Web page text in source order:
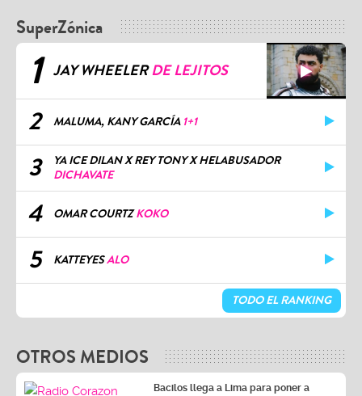
SuperZónica
1 JAY WHEELERDE LEJITOS
2 MALUMA, KANY GARCÍA 1+1
3
YA ICE DILAN X REY TONY X HELABUSADOR
DICHAVATE
4 OMAR COURTZKOKO
5 KATTEYESALO
TODO EL RANKING
OTROS MEDIOS
Bacilos llega a Lima para poner a